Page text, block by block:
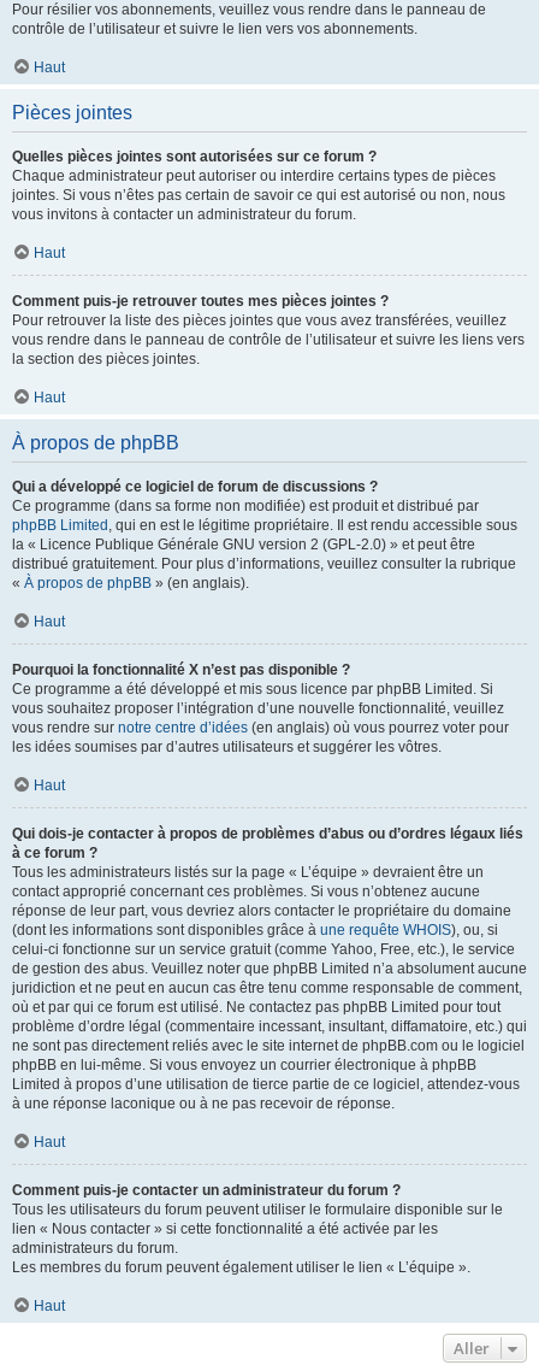
Pour résilier vos abonnements, veuillez vous rendre dans le panneau de
contrôle de l’utilisateur et suivre le lien vers vos abonnements.
Haut
Pièces jointes
Quelles pièces jointes sont autorisées sur ce forum ?
Chaque administrateur peut autoriser ou interdire certains types de pièces
jointes. Si vous n’êtes pas certain de savoir ce qui est autorisé ou non, nous
vous invitons à contacter un administrateur du forum.
Haut
Comment puis-je retrouver toutes mes pièces jointes ?
Pour retrouver la liste des pièces jointes que vous avez transférées, veuillez
vous rendre dans le panneau de contrôle de l’utilisateur et suivre les liens vers
la section des pièces jointes.
Haut
À propos de phpBB
Qui a développé ce logiciel de forum de discussions ?
Ce programme (dans sa forme non modifiée) est produit et distribué par
phpBB Limited , qui en est le légitime propriétaire. Il est rendu accessible sous
la « Licence Publique Générale GNU version 2 (GPL-2.0) » et peut être
distribué gratuitement. Pour plus d’informations, veuillez consulter la rubrique
« À propos de phpBB » (en anglais).
Haut
Pourquoi la fonctionnalité X n’est pas disponible ?
Ce programme a été développé et mis sous licence par phpBB Limited. Si
vous souhaitez proposer l’intégration d’une nouvelle fonctionnalité, veuillez
vous rendre sur notre centre d’idées (en anglais) où vous pourrez voter pour
les idées soumises par d’autres utilisateurs et suggérer les vôtres.
Haut
Qui dois-je contacter à propos de problèmes d’abus ou d’ordres légaux liés
à ce forum ?
Tous les administrateurs listés sur la page « L’équipe » devraient être un
contact approprié concernant ces problèmes. Si vous n’obtenez aucune
réponse de leur part, vous devriez alors contacter le propriétaire du domaine
(dont les informations sont disponibles grâce à une requête WHOIS), ou, si
celui-ci fonctionne sur un service gratuit (comme Yahoo, Free, etc.), le service
de gestion des abus. Veuillez noter que phpBB Limited n’a absolument aucune
juridiction et ne peut en aucun cas être tenu comme responsable de comment,
où et par qui ce forum est utilisé. Ne contactez pas phpBB Limited pour tout
problème d’ordre légal (commentaire incessant, insultant, diffamatoire, etc.) qui
ne sont pas directement reliés avec le site internet de phpBB.com ou le logiciel
phpBB en lui-même. Si vous envoyez un courrier électronique à phpBB
Limited à propos d’une utilisation de tierce partie de ce logiciel, attendez-vous
à une réponse laconique ou à ne pas recevoir de réponse.
Haut
Comment puis-je contacter un administrateur du forum ?
Tous les utilisateurs du forum peuvent utiliser le formulaire disponible sur le
lien « Nous contacter » si cette fonctionnalité a été activée par les
administrateurs du forum.
Les membres du forum peuvent également utiliser le lien « L’équipe ».
Haut
Aller